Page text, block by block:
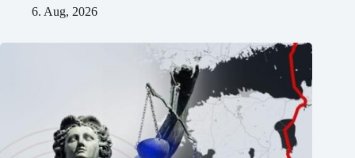
6. Aug, 2026